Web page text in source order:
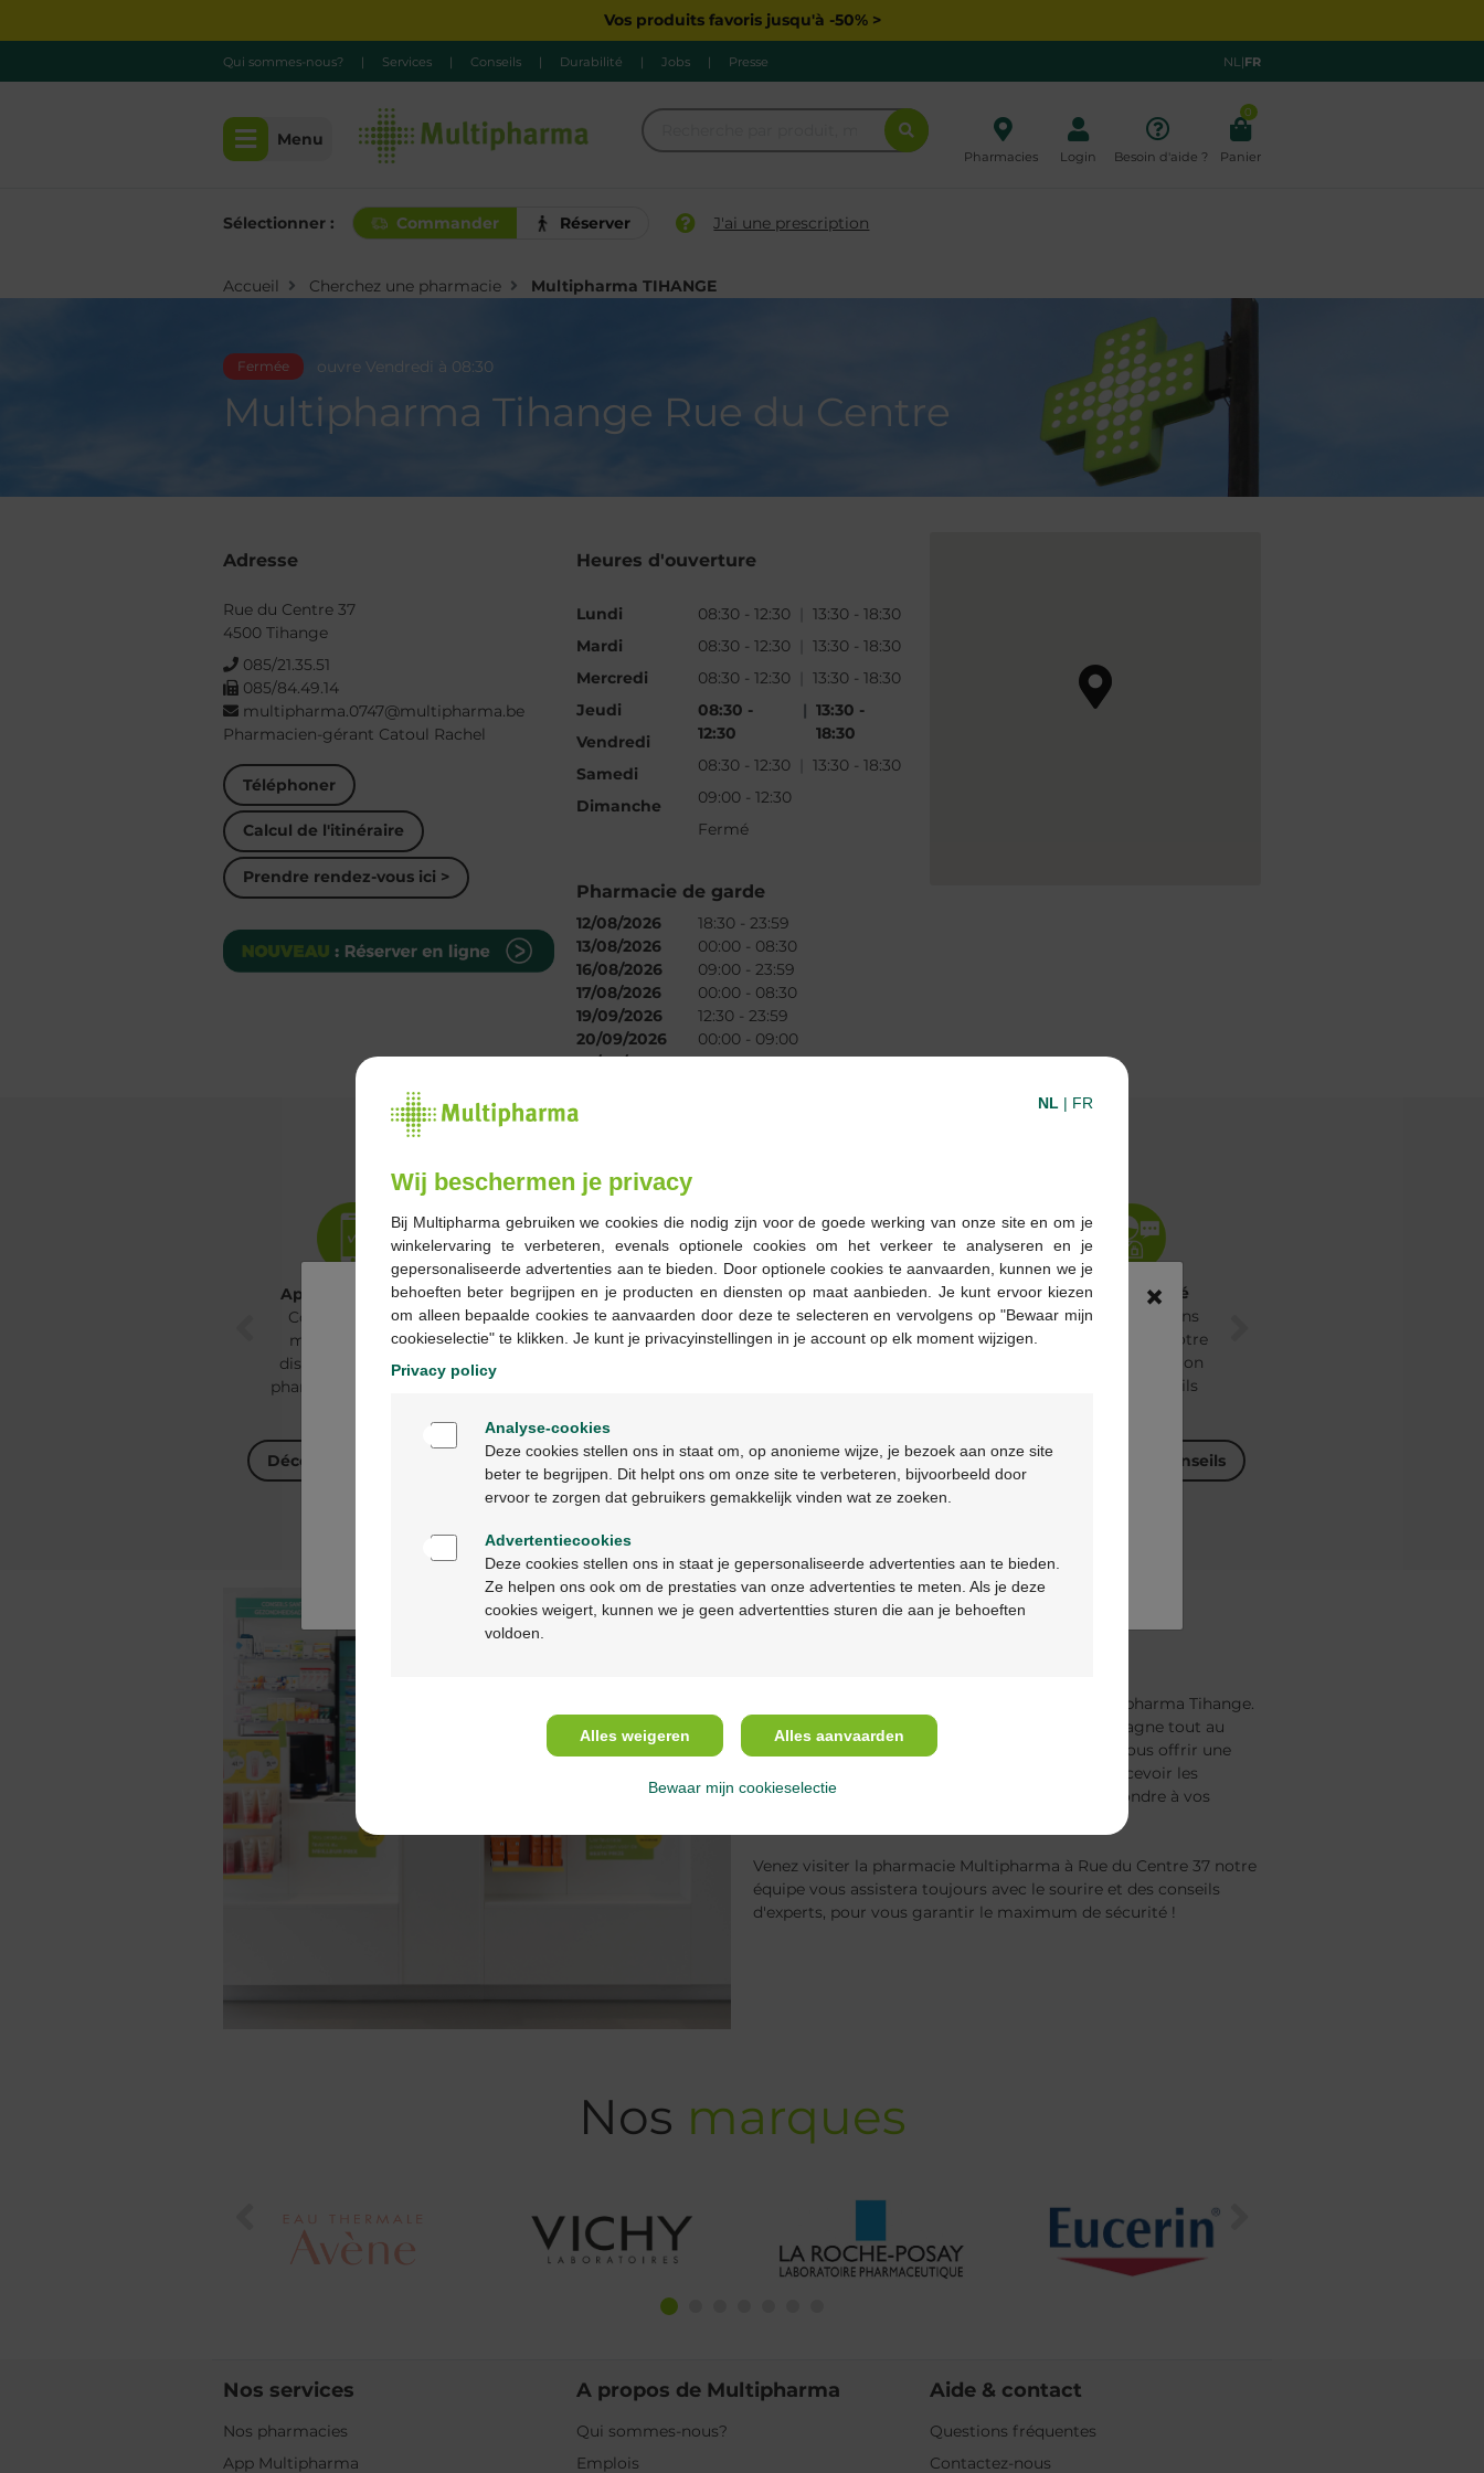
Vos produits favoris jusqu'à -50% >
Qui sommes-nous? | Services | Conseils | Durabilité | Jobs | Presse NL|FR
Menu
Pharmacies Login Besoin d'aide ?
0
Panier
Sélectionner : Commander Réserver J'ai une prescription
Accueil Cherchez une pharmacie Multipharma TIHANGE
Fermée ouvre Vendredi à 08:30
Multipharma Tihange Rue du Centre
Adresse
Rue du Centre 37
4500 Tihange
085/21.35.51
085/84.49.14
multipharma.0747@multipharma.be
Pharmacien-gérant Catoul Rachel
Téléphoner
Calcul de l'itinéraire
Prendre rendez-vous ici >
Heures d'ouverture
Lundi
Mardi
Mercredi
Jeudi
Vendredi
Samedi
Dimanche
08:30 - 12:30 13:30 - 18:30
08:30 - 12:30 13:30 - 18:30
08:30 - 12:30 13:30 - 18:30
08:30 -
12:30
| 13:30 -
18:30
08:30 - 12:30 13:30 - 18:30
09:00 - 12:30
Fermé
Pharmacie de garde
12/08/2026
18:30 - 23:59
13/08/2026
00:00 - 08:30
16/08/2026
09:00 - 23:59
17/08/2026
00:00 - 08:30
19/09/2026
12:30 - 23:59
20/09/2026
00:00 - 09:00
28/09/2026
18:30 - 23:59
App Multipharma
Commandez vos
médicaments et
discuter avec votre
pharmacien via notre
Découvrez notre app
Réservation en ligne
Votre pharmacien
prépare à l’avance
Découvrez Réservation
Coaching Bambino
Astuces pour les
jeunes parents de la
Découvrez Bambino
Conseils santé
Nos pharmaciens
experts sont à votre
entière disposition
pour des conseils
Découvrez nos conseils
Soyez les bienvenus dans votre pharmacie Multipharma Tihange.
Notre équipe est à votre écoute et vous accompagne tout au
long de votre traitement. Notre mission est de vous offrir une
expérience individualisée qui vous garantit de recevoir les
meilleurs produits, services et conseils pour répondre à vos
Venez visiter la pharmacie Multipharma à Rue du Centre 37 notre
équipe vous assistera toujours avec le sourire et des conseils
d'experts, pour vous garantir le maximum de sécurité !
Nos marques
Nos services
Nos pharmacies
App Multipharma
A propos de Multipharma
Qui sommes-nous?
Emplois
Aide & contact
Questions fréquentes
Contactez-nous
×
Ga verder in het nederlands
NL | FR
Wij beschermen je privacy
Bij Multipharma gebruiken we cookies die nodig zijn voor de goede werking van onze site en om je
winkelervaring te verbeteren, evenals optionele cookies om het verkeer te analyseren en je
gepersonaliseerde advertenties aan te bieden. Door optionele cookies te aanvaarden, kunnen we je
behoeften beter begrijpen en je producten en diensten op maat aanbieden. Je kunt ervoor kiezen
om alleen bepaalde cookies te aanvaarden door deze te selecteren en vervolgens op "Bewaar mijn
cookieselectie" te klikken. Je kunt je privacyinstellingen in je account op elk moment wijzigen.
Privacy policy
Analyse-cookies
Deze cookies stellen ons in staat om, op anonieme wijze, je bezoek aan onze site
beter te begrijpen. Dit helpt ons om onze site te verbeteren, bijvoorbeeld door
ervoor te zorgen dat gebruikers gemakkelijk vinden wat ze zoeken.
Advertentiecookies
Deze cookies stellen ons in staat je gepersonaliseerde advertenties aan te bieden.
Ze helpen ons ook om de prestaties van onze advertenties te meten. Als je deze
cookies weigert, kunnen we je geen advertentties sturen die aan je behoeften
voldoen.
Alles weigeren Alles aanvaarden
Bewaar mijn cookieselectie